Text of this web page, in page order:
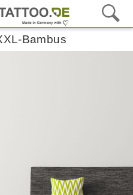
Bambus